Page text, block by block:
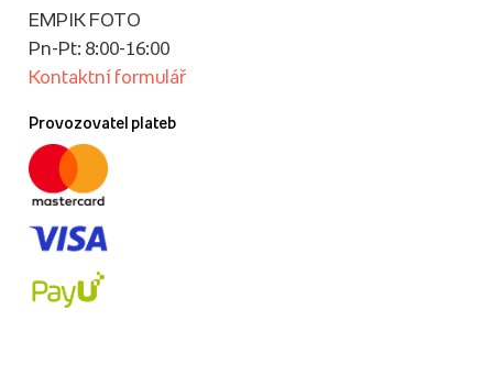
EMPIK FOTO
Pn-Pt: 8:00-16:00
Kontaktní formulář
Provozovatel plateb